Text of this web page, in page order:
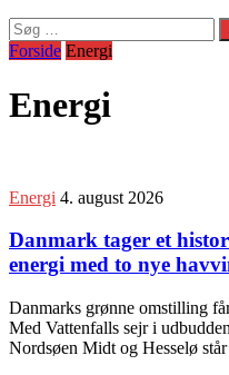
Søg
efter:
Forside Energi
Energi
Energi 4. august 2026
Danmark tager et
energi med to nye
Danmarks grønne omstilling
Med Vattenfalls sejr i
Nordsøen Midt og Hesselø